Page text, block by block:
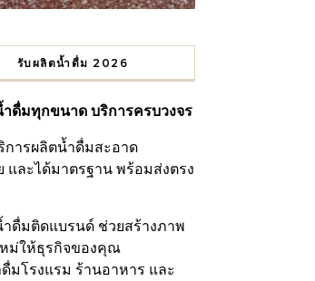
รับผลิตน้ำดื่ม 2026
ดื่มทุกขนาด บริการครบวงจร
การผลิตน้ำดื่มสะอาด
และได้มาตรฐาน พร้อมส่งตรง
ดื่มติดแบรนด์ ช่วยสร้างภาพ
ม่ให้ธุรกิจของคุณ
มโรงแรม ร้านอาหาร และ